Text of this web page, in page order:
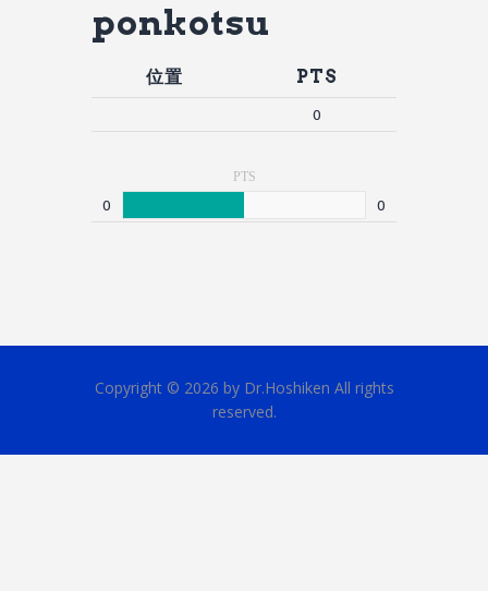
ponkotsu
位置 PTS
0
PTS
0 0
Copyright © 2026 by Dr.Hoshiken All rights
reserved.